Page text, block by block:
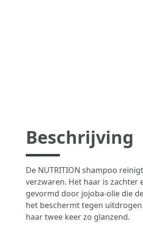
Beschrijving
De NUTRITION shampoo
verzwaren. Het haar is zachter
gevormd door jojoba-olie die
het beschermt tegen
haar twee keer zo glanzend.​